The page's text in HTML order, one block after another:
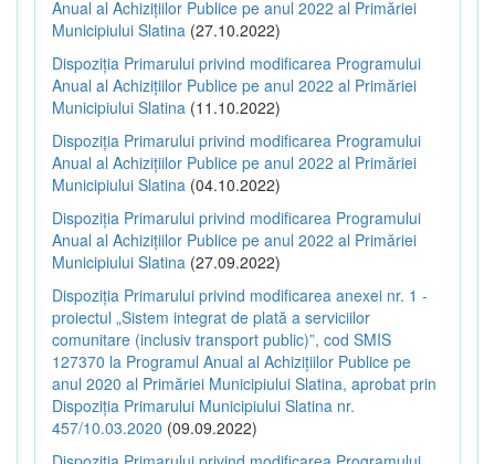
Anual al Achizițiilor Publice pe anul 2022 al Primăriei
Municipiului Slatina (27.10.2022)
Dispoziția Primarului privind modificarea Programului
Anual al Achizițiilor Publice pe anul 2022 al Primăriei
Municipiului Slatina (11.10.2022)
Dispoziția Primarului privind modificarea Programului
Anual al Achizițiilor Publice pe anul 2022 al Primăriei
Municipiului Slatina (04.10.2022)
Dispoziția Primarului privind modificarea Programului
Anual al Achizițiilor Publice pe anul 2022 al Primăriei
Municipiului Slatina (27.09.2022)
Dispoziția Primarului privind modificarea anexei nr. 1 -
proiectul „Sistem integrat de plată a serviciilor
comunitare (inclusiv transport public)”, cod SMIS
127370 la Programul Anual al Achizițiilor Publice pe
anul 2020 al Primăriei Municipiului Slatina, aprobat prin
Dispoziția Primarului Municipiului Slatina nr.
457/10.03.2020 (09.09.2022)